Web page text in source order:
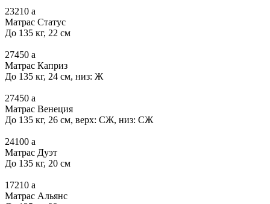
23210 a
Матрас Статус
До 135 кг, 22 см
27450 a
Матрас Каприз
До 135 кг, 24 см, низ: Ж
27450 a
Матрас Венеция
До 135 кг, 26 см, верх: СЖ, низ: СЖ
24100 a
Матрас Дуэт
До 135 кг, 20 см
17210 a
Матрас Альянс